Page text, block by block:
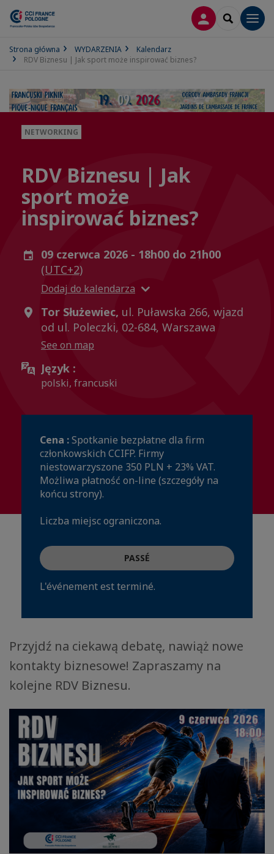
LOGOWANIE
SEARCH
Strona główna WYDARZENIA
Kalendarz
RDV Biznesu | Jak sport może inspirować biznes?
NETWORKING
RDV Biznesu | Jak
sport może
inspirować biznes?
09 czerwca 2026 - 18h00 do 21h00
(UTC+2)
Dodaj do kalendarza
Tor Służewiec, ul. Puławska 266, wjazd
od ul. Poleczki, 02-684, Warszawa
See on map
Język :
polski, francuski
Cena :Spotkanie bezpłatne dla firm
członkowskich CCIFP. Firmy
niestowarzyszone 350 PLN + 23% VAT.
Możliwa płatność on-line (szczegóły na
końcu strony).
Liczba miejsc ograniczona.
PASSÉ
L'événement est terminé.
Przyjdź na ciekawą debatę, nawiąż nowe
kontakty biznesowe! Zapraszamy na
kolejne RDV Biznesu.